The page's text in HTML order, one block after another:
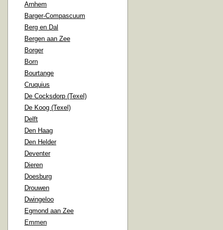
Arnhem
Barger-Compascuum
Berg en Dal
Bergen aan Zee
Borger
Born
Bourtange
Cruquius
De Cocksdorp (Texel)
De Koog (Texel)
Delft
Den Haag
Den Helder
Deventer
Dieren
Doesburg
Drouwen
Dwingeloo
Egmond aan Zee
Emmen